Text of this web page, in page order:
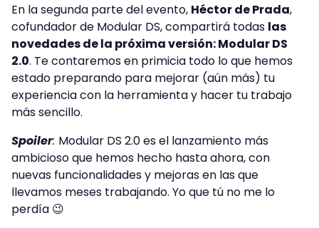
En la segunda parte del evento, Héctor de Prada,
cofundador de Modular DS, compartirá todas las
novedades de la próxima versión: Modular DS
2.0. Te contaremos en primicia todo lo que hemos
estado preparando para mejorar (aún más) tu
experiencia con la herramienta y hacer tu trabajo
más sencillo.
Spoiler: Modular DS 2.0 es el lanzamiento más
ambicioso que hemos hecho hasta ahora, con
nuevas funcionalidades y mejoras en las que
llevamos meses trabajando. Yo que tú no me lo
perdía 😉